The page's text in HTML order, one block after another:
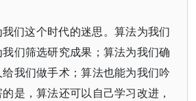
们这个时代的迷思。算法为我们
们筛选研究成果；算法为我们确
我们做手术；算法也能为我们吟
是，算法还可以自己学习改进，